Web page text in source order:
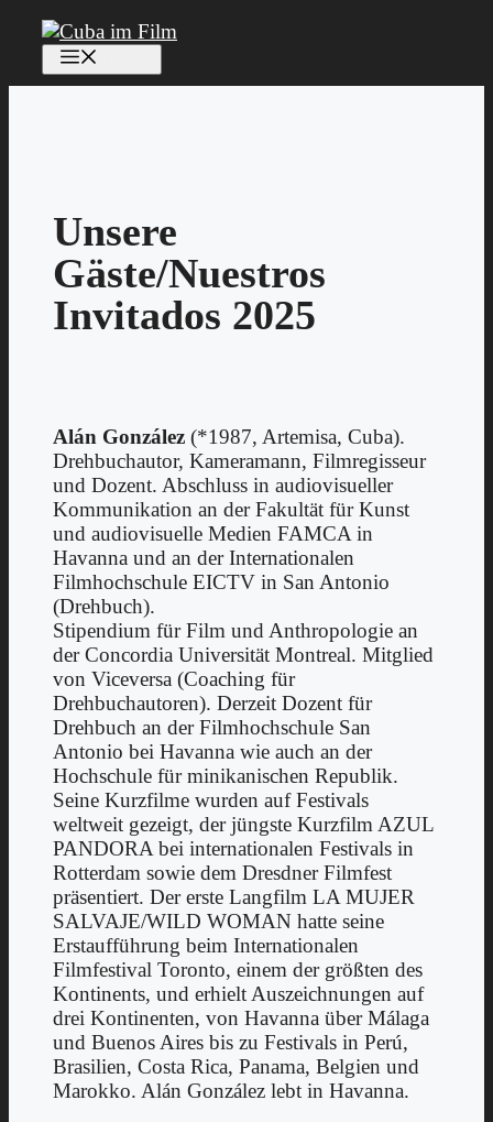
Zum
Inhalt
springen
Unsere
Gäste/Nuestros
Invitados 2025
Alán González (*1987, Artemisa, Cuba).
Drehbuchautor, Kameramann, Filmregisseur
und Dozent. Abschluss in audiovisueller
Kommunikation an der Fakultät für Kunst
und audiovisuelle Medien FAMCA in
Havanna und an der Internationalen
Filmhochschule EICTV in San Antonio
(Drehbuch).
Stipendium für Film und Anthropologie an
der Concordia Universität Montreal. Mitglied
von Viceversa (Coaching für
Drehbuchautoren). Derzeit Dozent für
Drehbuch an der Filmhochschule San
Antonio bei Havanna wie auch an der
Hochschule für minikanischen Republik.
Seine Kurzfilme wurden auf Festivals
weltweit gezeigt, der jüngste Kurzfilm AZUL
PANDORA bei internationalen Festivals in
Rotterdam sowie dem Dresdner Filmfest
präsentiert. Der erste Langfilm LA MUJER
SALVAJE/WILD WOMAN hatte seine
Erstaufführung beim Internationalen
Filmfestival Toronto, einem der größten des
Kontinents, und erhielt Auszeichnungen auf
drei Kontinenten, von Havanna über Málaga
und Buenos Aires bis zu Festivals in Perú,
Brasilien, Costa Rica, Panama, Belgien und
Marokko. Alán González lebt in Havanna.